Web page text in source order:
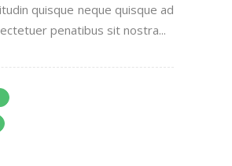
quisque neque quisque ad
penatibus sit nostra...